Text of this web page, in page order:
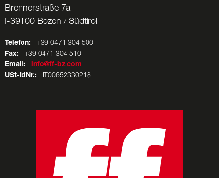
Brennerstraße 7a
I-39100 Bozen / Südtirol
Telefon: +39 0471 304 500
Fax: +39 0471 304 510
Email:
info@ff-bz.com
USt-IdNr.: IT00652330218